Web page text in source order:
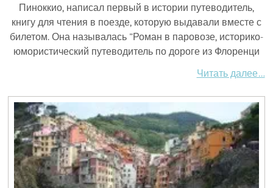
Пиноккио, написал первый в истории путеводитель,
книгу для чтения в поезде, которую выдавали вместе с
билетом. Она называлась "Роман в паровозе, историко-
юмористический путеводитель по дороге из Флоренци
Читать далее…